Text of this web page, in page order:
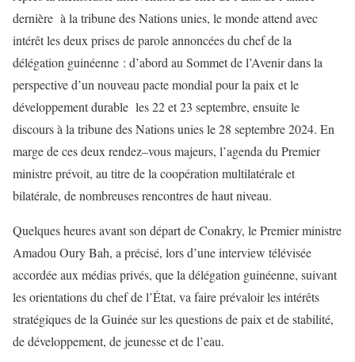
dernière à la tribune des Nations unies, le monde attend avec
intérêt les deux prises de parole annoncées du chef de la
délégation guinéenne : d’abord au Sommet de l’Avenir dans la
perspective d’un nouveau pacte mondial pour la paix et le
développement durable les 22 et 23 septembre, ensuite le
discours à la tribune des Nations unies le 28 septembre 2024. En
marge de ces deux rendez–vous majeurs, l’agenda du Premier
ministre prévoit, au titre de la coopération multilatérale et
bilatérale, de nombreuses rencontres de haut niveau.
Quelques heures avant son départ de Conakry, le Premier ministre
Amadou Oury Bah, a précisé, lors d’une interview télévisée
accordée aux médias privés, que la délégation guinéenne, suivant
les orientations du chef de l’État, va faire prévaloir les intérêts
stratégiques de la Guinée sur les questions de paix et de stabilité,
de développement, de jeunesse et de l’eau.